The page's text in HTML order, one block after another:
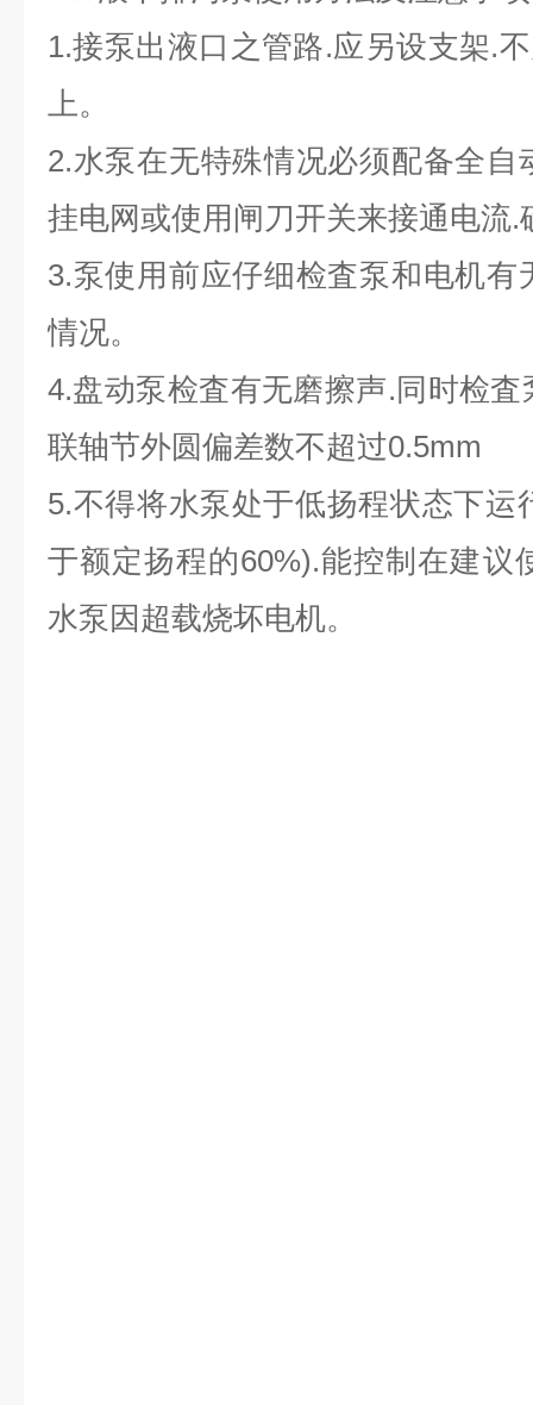
1.接泵出液口之管路.应另设支架.
上。
2.水泵在无特殊情况必须配备全
挂电网或使用闸刀开关来接通电流.
3.泵使用前应仔细检査泵和电机
情况。
4.盘动泵检査有无磨擦声.同时检
联轴节外圆偏差数不超过0.5mm
5.不得将水泵处于低扬程状态下运
于额定扬程的60%).能控制在建议
水泵因超载烧坏电机。